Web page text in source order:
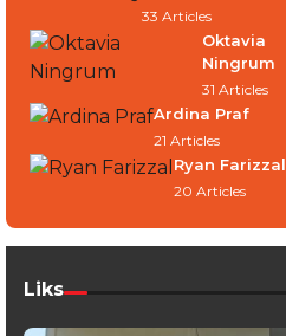
33 Articles
Oktavia
Ningrum
31 Articles
Ardina Praf
21 Articles
Ryan Farizzal
20 Articles
Liks